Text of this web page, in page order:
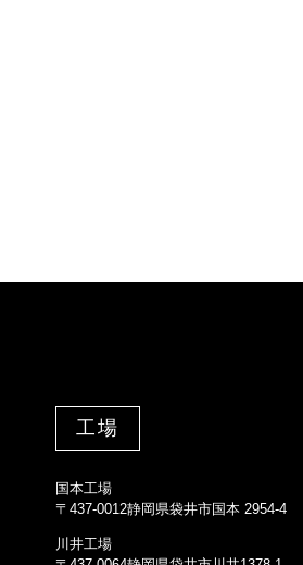
工場
国本工場
〒437-0012静岡県袋井市国本 2954-4
川井工場